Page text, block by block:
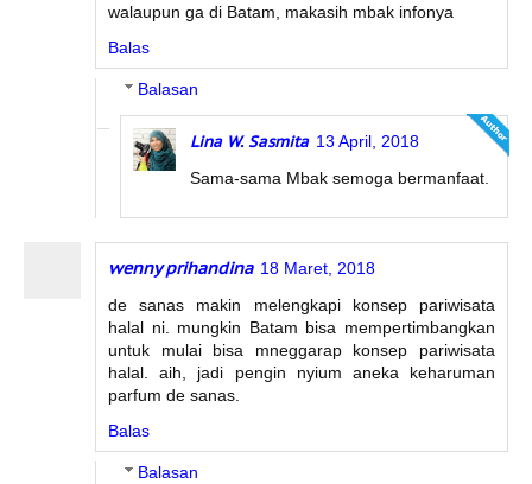
walaupun ga di Batam, makasih mbak infonya
Balas
Balasan
Lina W. Sasmita 13 April, 2018
Sama-sama Mbak semoga bermanfaat.
wenny prihandina 18 Maret, 2018
de sanas makin melengkapi konsep pariwisata
halal ni. mungkin Batam bisa mempertimbangkan
untuk mulai bisa mneggarap konsep pariwisata
halal. aih, jadi pengin nyium aneka keharuman
parfum de sanas.
Balas
Balasan